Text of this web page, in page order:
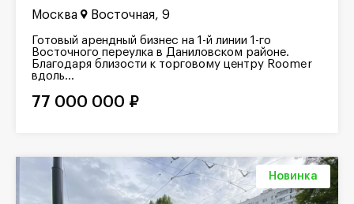
Москва Восточная, 9
Готовый арендный бизнес на 1-й линии 1-го
Восточного переулка в Даниловском районе.
Благодаря близости к торговому центру Roomer
вдоль...
77 000 000 ₽
Новинка